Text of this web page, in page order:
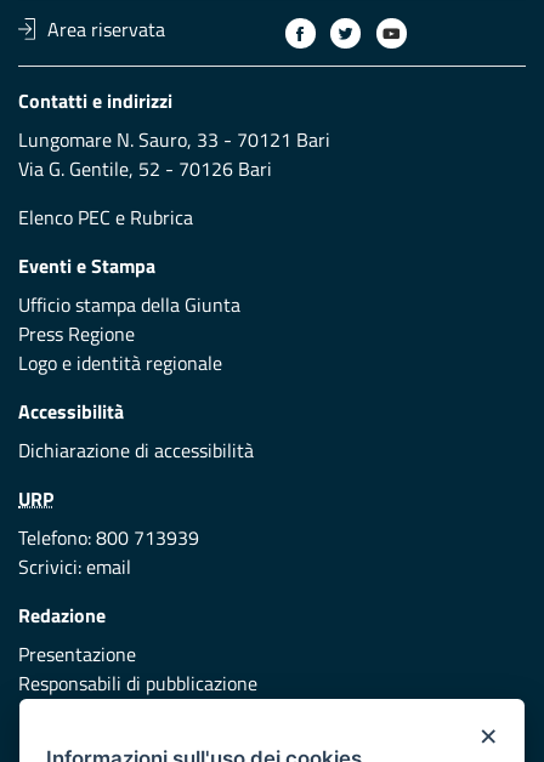
Area riservata
Contatti e indirizzi
Lungomare N. Sauro, 33 - 70121 Bari
Via G. Gentile, 52 - 70126 Bari
Elenco PEC e Rubrica
Eventi e Stampa
Ufficio stampa della Giunta
Press Regione
Logo e identità regionale
Accessibilità
Dichiarazione di accessibilità
URP
Telefono: 800 713939
Scrivici:email
Redazione
Presentazione
Responsabili di pubblicazione
×